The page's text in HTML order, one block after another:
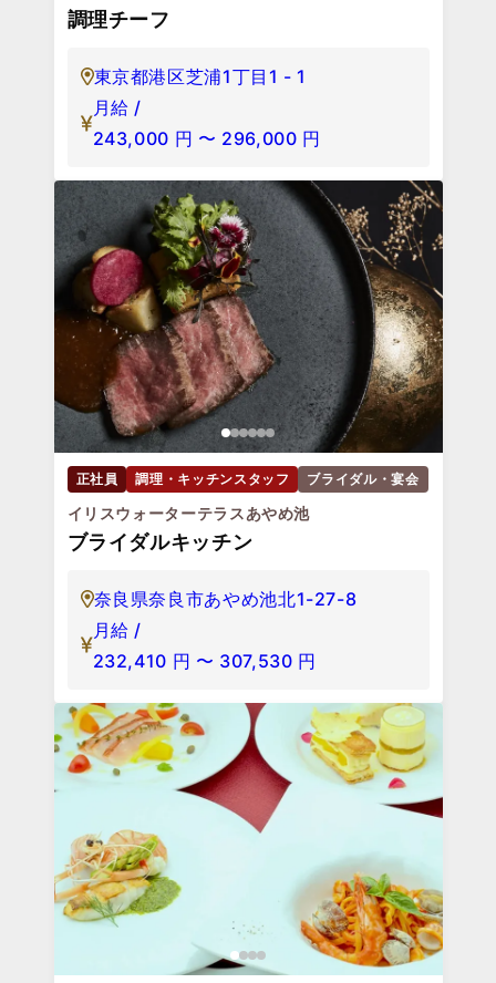
調理チーフ
東京都港区芝浦1丁目1 - 1
月給 /
243,000 円 〜 296,000 円
正社員 調理・キッチンスタッフ ブライダル・宴会
イリスウォーターテラスあやめ池
ブライダルキッチン
奈良県奈良市あやめ池北1-27-8
月給 /
232,410 円 〜 307,530 円